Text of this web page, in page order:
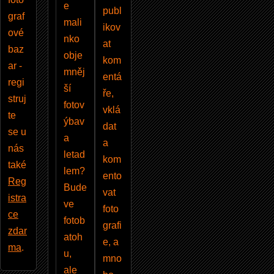
graf
ové
baz
ar -
regi
struj
te
se u
nás
také
Reg
istra
ce
zdar
ma.
e
mali
nko
obje
mněj
ší
fotov
ýbav
a
letad
lem?
Bude
ve
fotob
atoh
u,
ale
publ
ikov
at
kom
entá
ře,
vklá
dat
a
kom
ento
vat
foto
grafi
e, a
mno